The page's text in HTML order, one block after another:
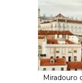
Geschmack
Jahrhunderts
bis zum
Miradouro